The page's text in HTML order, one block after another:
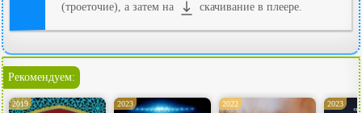
(троеточие), а затем на
скачивание в плеере.
Рекомендуем:
2019 2023 2022 2023